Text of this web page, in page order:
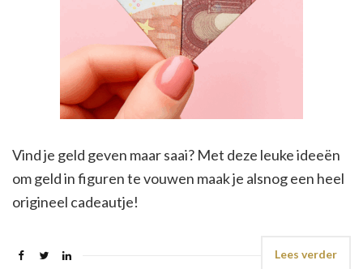
Vind je geld geven maar saai? Met deze leuke ideeën
om geld in figuren te vouwen maak je alsnog een heel
origineel cadeautje!
Lees verder